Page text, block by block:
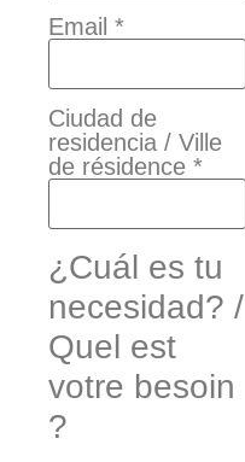
Email *
Ciudad de
residencia / Ville
de résidence *
¿Cuál es tu
necesidad? /
Quel est
votre besoin
?